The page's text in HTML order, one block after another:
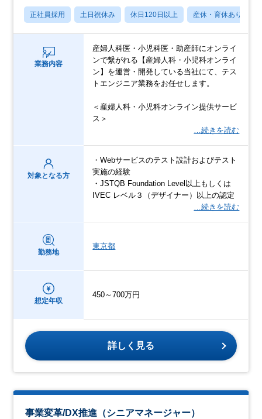
正社員採用 土日祝休み 休日120日以上 産休・育休あり
業務内容
産婦人科医・小児科医・助産師にオンライ
ンで繋がれる【産婦人科・小児科オンライ
ン】を運営・開発している当社にて、テス
トエンジニア業務をお任せします。
＜産婦人科・小児科オンライン提供サービ
ス＞
…続きを読む
対象となる方
・Webサービスのテスト設計およびテスト
実施の経験
・JSTQB Foundation Level以上もしくは
IVEC レベル３（デザイナー）以上の認定
…続きを読む
勤務地
東京都
想定年収
450～700万円
詳しく見る
事業変革/DX推進（シニアマネージャー）